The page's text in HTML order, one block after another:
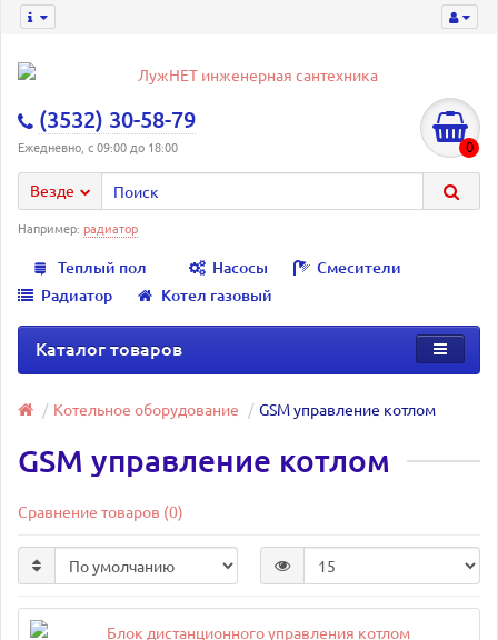
(3532) 30-58-79
Ежедневно, с 09:00 до 18:00 0
Везде
Например: радиатор
Теплый пол Насосы
Смесители
Радиатор
Котел газовый
Каталог товаров
Котельное оборудование GSM управление котлом
GSM управление котлом
Сравнение товаров (0)